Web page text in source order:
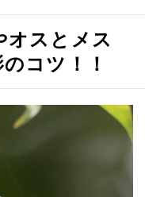
オスとメス
コツ！！